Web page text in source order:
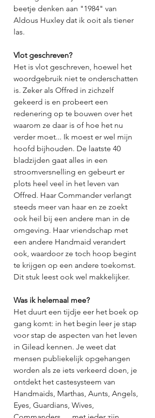
beetje denken aan "1984" van
Aldous Huxley dat ik ooit als tiener
las.
Vlot geschreven?
Het is vlot geschreven, hoewel het
woordgebruik niet te onderschatten
is. Zeker als Offred in zichzelf
gekeerd is en probeert een
redenering op te bouwen over het
waarom ze daar is of hoe het nu
verder moet... Ik moest er wel mijn
hoofd bijhouden. De laatste 40
bladzijden gaat alles in een
stroomversnelling en gebeurt er
plots heel veel in het leven van
Offred. Haar Commander verlangt
steeds meer van haar en ze zoekt
ook heil bij een andere man in de
omgeving. Haar vriendschap met
een andere Handmaid verandert
ook, waardoor ze toch hoop begint
te krijgen op een andere toekomst.
Dit stuk leest ook wel makkelijker.
Was ik helemaal mee?
Het duurt een tijdje eer het boek op
gang komt: in het begin leer je stap
voor stap de aspecten van het leven
in Gilead kennen. Je weet dat
mensen publiekelijk opgehangen
worden als ze iets verkeerd doen, je
ontdekt het castesysteem van
Handmaids, Marthas, Aunts, Angels,
Eyes, Guardians, Wives,